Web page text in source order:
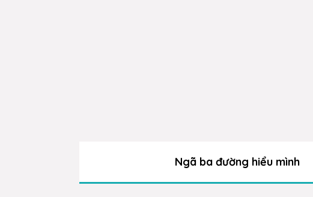
Ngã ba đường hiểu mình